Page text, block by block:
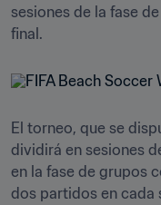
sesiones de la fase
final.
El torneo, que se
dividirá en sesiones
en la fase de grupos
dos partidos en cada